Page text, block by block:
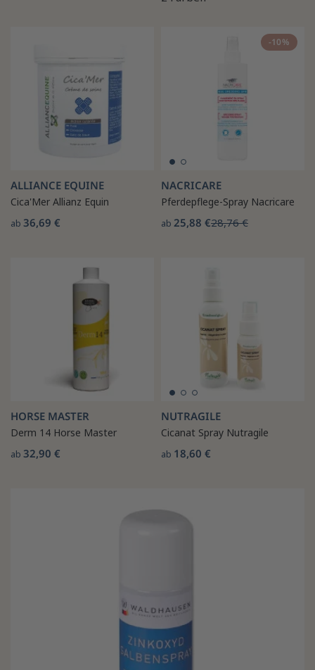
ALLIANCE EQUINE
Cica'Mer Allianz Equin
ab 36,69 €
-10%
NACRICARE
Pferdepflege-Spray Nacricare
ab 25,88 €28,76 €
HORSE MASTER
Derm 14 Horse Master
ab 32,90 €
NUTRAGILE
Cicanat Spray Nutragile
ab 18,60 €